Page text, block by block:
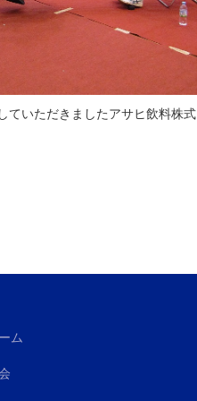
ていただきましたアサヒ飲料株式
ム